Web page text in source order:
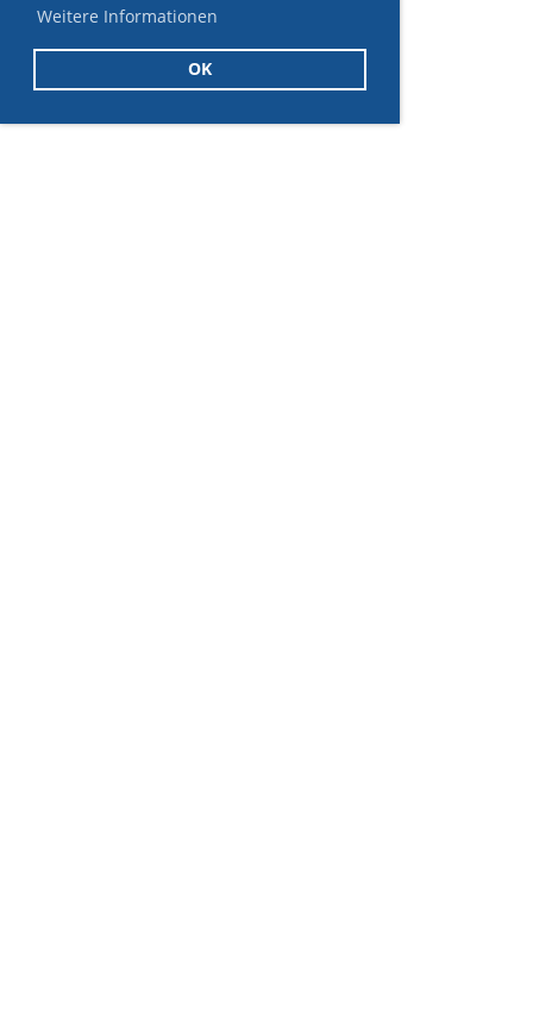
Weitere Informationen
OK